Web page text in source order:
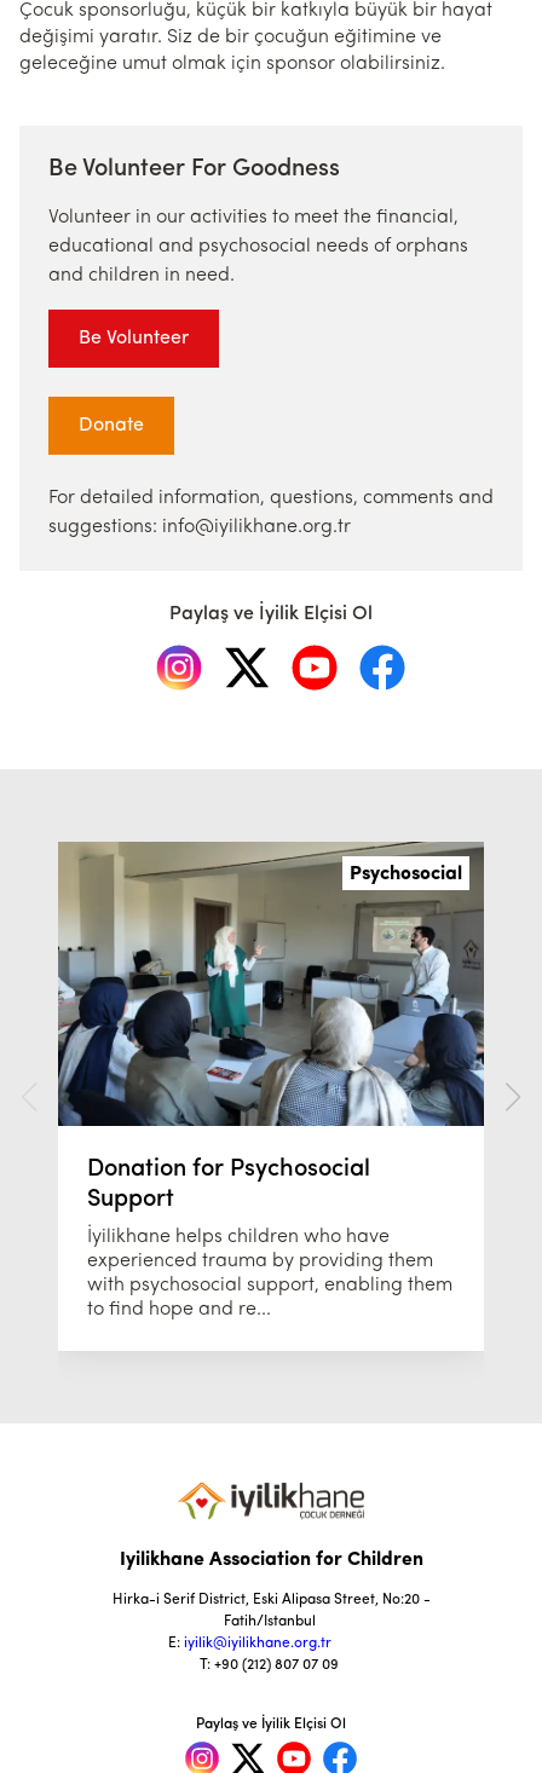
Be Volunteer For Goodness
Volunteer in our activities to meet the financial,
educational and psychosocial needs of orphans
and children in need.
Be Volunteer
Donate
For detailed information, questions, comments and
suggestions: info@iyilikhane.org.tr
Paylaş ve İyilik Elçisi Ol
Çocuk sponsorluğu, küçük bir katkıyla büyük bir hayat
değişimi yaratır. Siz de bir çocuğun eğitimine ve
geleceğine umut olmak için sponsor olabilirsiniz.
Psychosocial
Donation for Psychosocial
Support
İyilikhane helps children who have
experienced trauma by providing them
with psychosocial support, enabling them
to find hope and re...
Iyilikhane Association for Children
Hirka-i Serif District, Eski Alipasa Street, No:20 -
Fatih/Istanbul
E: iyilik@iyilikhane.org.tr
T: +90 (212) 807 07 09
Paylaş ve İyilik Elçisi Ol